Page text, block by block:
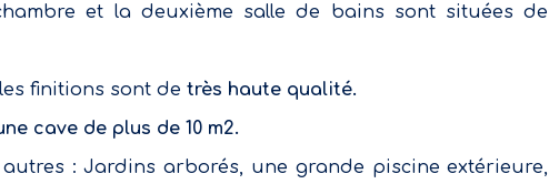
et la deuxième salle de bains sont situées de
finitions sont de très haute qualité.
cave de plus de 10 m2.
: Jardins arborés, une grande piscine extérieure,